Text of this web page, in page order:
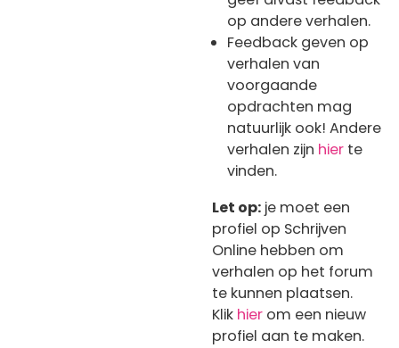
op andere verhalen.
Feedback geven op
verhalen van
voorgaande
opdrachten mag
natuurlijk ook! Andere
verhalen zijn hier te
vinden.
Let op: je moet een
profiel op Schrijven
Online hebben om
verhalen op het forum
te kunnen plaatsen.
Klik hier om een nieuw
profiel aan te maken.